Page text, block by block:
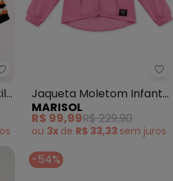
Nanai - Casaco Cropped
Jaqueta Moletom Infantil
Feminina Marisol (Rosa)
MARISOL
R$ 99,99R$ 229,90
ou 3x de R$ 33,33 sem juros
-54%